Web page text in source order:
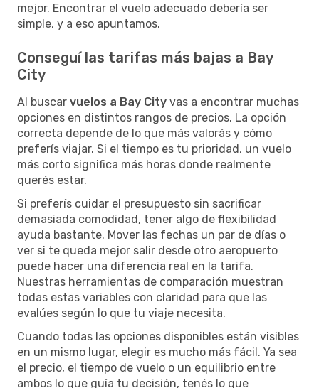
mejor. Encontrar el vuelo adecuado debería ser
simple, y a eso apuntamos.
Conseguí las tarifas más bajas a Bay
City
Al buscar vuelos a Bay City vas a encontrar muchas
opciones en distintos rangos de precios. La opción
correcta depende de lo que más valorás y cómo
preferís viajar. Si el tiempo es tu prioridad, un vuelo
más corto significa más horas donde realmente
querés estar.
Si preferís cuidar el presupuesto sin sacrificar
demasiada comodidad, tener algo de flexibilidad
ayuda bastante. Mover las fechas un par de días o
ver si te queda mejor salir desde otro aeropuerto
puede hacer una diferencia real en la tarifa.
Nuestras herramientas de comparación muestran
todas estas variables con claridad para que las
evalúes según lo que tu viaje necesita.
Cuando todas las opciones disponibles están visibles
en un mismo lugar, elegir es mucho más fácil. Ya sea
el precio, el tiempo de vuelo o un equilibrio entre
ambos lo que guía tu decisión, tenés lo que